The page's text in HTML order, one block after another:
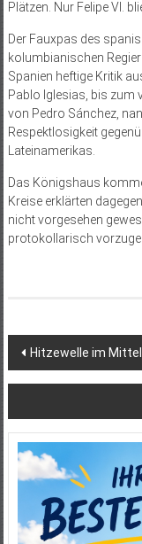
Plätzen. Nur Felipe VI.
Der Fauxpas des
kolumbianischen
Spanien heftige Kritik
Pablo Iglesias, bis zum
von Pedro Sánchez,
Respektlosigkeit
Lateinamerikas.
Das Königshaus
Kreise erklärten
nicht vorgesehen
protokollarisch
Hitzewelle im